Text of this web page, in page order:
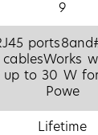
9
up to 30 W
Powe
Lifetime